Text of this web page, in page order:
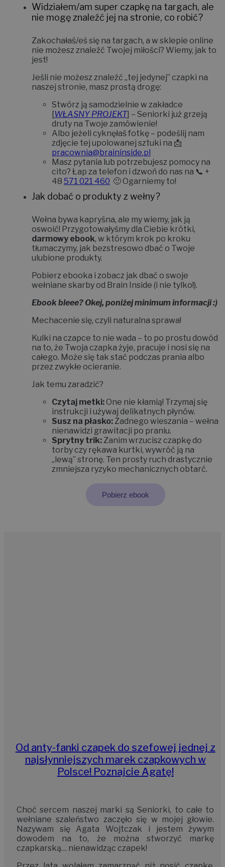
Widziałem/am super czapkę na targach, ale
nie mogę znaleźć jej na stronie, co robić?
Zakochałaś/eś się na targach, a w sklepie online
nie możesz znaleźć Twojej miłości? Wiemy, jak to
jest!
Jeśli nie możesz znaleźć „tej jedynej” czapki na
naszej stronie, masz prostą drogę:
Stwórz ją samodzielnie w zakładce
[WŁASNY PROJEKT] – Seniorki już grzeją
druty na Twoje zamówienie!
Albo jeżeli cyknęłaś fotkę – podeślij nam
zdjęcie tej upolowanej sztuki na 📩
pracownia@braininside.pl
Masz pytania lub potrzebujesz pomocy na
cito? Łap za telefon i dzwoń do nas na 📞 +
48 571 021 460 🙂 Ogarniemy to!
Jak dobać o produkty z wełny?
Wełna bywa kapryśna, ale my wiemy, jak ją
oswoić! Przygotowałyśmy dla Ciebie krótki,
darmowy ebook, w którym krok po kroku
tłumaczymy, jak bezstresowo dbać o Twoje
ulubione produkty.
Pobierz ebooka i zobacz jak dbać o swoje
wełniane skarby od Brain Inside (i nie tylko!).
Ebook bleee? Okej, poniżej minimum informacji :)
Mechacenie się, czyli naturalna sprawa!
Kulki na czapce to nie wada – to po prostu dowód
na to, że Twoja czapka żyje, pracuje i nosi się na
całego. Może się tak stać podczas prania albo
przez zwykłe ocieranie.
Jak temu zaradzić?
Czytaj metki:One nie kłamią! Trzymaj się
instrukcji i używaj delikatnych płynów.
Susz na płasko: Żadnego wieszania – wełna
nienawidzi grawitacji po praniu.
Sprytny trik: Zanim wrzucisz czapkę do
torby czy rękawa kurtki, wywróć ją na
„lewą” stronę. Ten prosty ruch drastycznie
zmniejsza ryzyko mechanicznych obtarć.
Pobierz ebook
Od anty-fanki czapek do szefowej jednej z
najsłynniejszych marek czapkowych w
Polsce! Poznajcie Agatę!
Choć sercem naszej marki są Seniorki, to całe to
wełniane szaleństwo zaczęło się w mojej głowie.
Nazywam się Agata Wojtczak i jestem żywym
dowodem na to, że można stworzyć markę
czapkarską… nienawidząc czapek!